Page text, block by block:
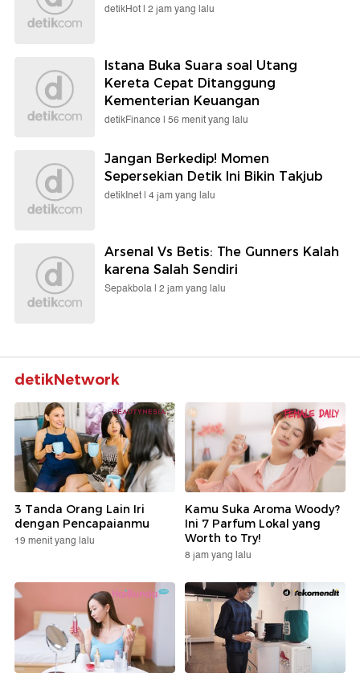
detikHot | 2 jam yang lalu
Istana Buka Suara soal Utang
Kereta Cepat Ditanggung
Kementerian Keuangan
detikFinance | 56 menit yang lalu
Jangan Berkedip! Momen
Sepersekian Detik Ini Bikin Takjub
detikInet | 4 jam yang lalu
Arsenal Vs Betis: The Gunners Kalah
karena Salah Sendiri
Sepakbola | 2 jam yang lalu
detikNetwork
3 Tanda Orang Lain Iri
dengan Pencapaianmu
19 menit yang lalu
Kamu Suka Aroma Woody?
Ini 7 Parfum Lokal yang
Worth to Try!
8 jam yang lalu